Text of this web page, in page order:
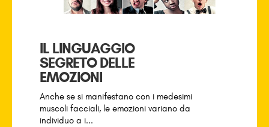
IL LINGUAGGIO
SEGRETO DELLE
EMOZIONI
Anche se si manifestano con i medesimi
muscoli facciali, le emozioni variano da
individuo a i...